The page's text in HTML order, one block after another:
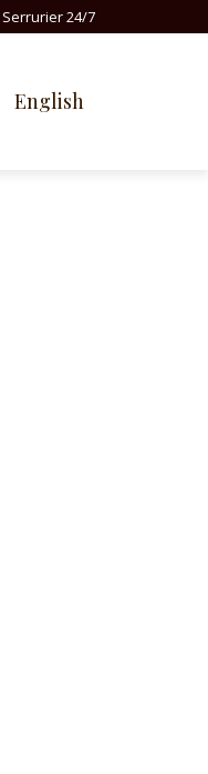
Serrurier 24/7
English